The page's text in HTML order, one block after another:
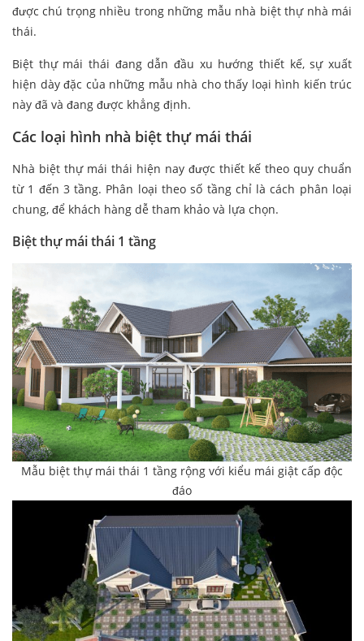
được chú trọng nhiều trong những mẫu nhà biệt thự nhà mái
thái.
Biệt thự mái thái đang dẫn đầu xu hướng thiết kế, sự xuất
hiện dày đặc của những mẫu nhà cho thấy loại hình kiến trúc
này đã và đang được khẳng định.
Các loại hình nhà biệt thự mái thái
Nhà biệt thự mái thái hiện nay được thiết kế theo quy chuẩn
từ 1 đến 3 tầng. Phân loại theo số tầng chỉ là cách phân loại
chung, để khách hàng dễ tham khảo và lựa chọn.
Biệt thự mái thái 1 tầng
Mẫu biệt thự mái thái 1 tầng rộng với kiểu mái giật cấp độc
đáo